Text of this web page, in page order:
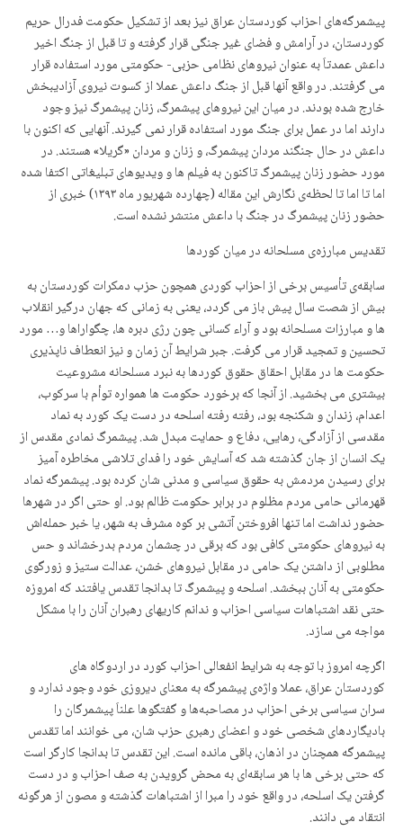
پیشمرگەهای احزاب کوردستان عراق نیز بعد از تشکیل حکومت فدرال حریم
کوردستان، در آرامش و فضای غیر جنگی قرار گرفتە و تا قبل از جنگ اخیر
داعش عمدتاَ بە عنوان نیروهای نظامی حزبی- حکومتی مورد استفادە قرار
می گرفتند. در واقع آنها قبل از جنگ داعش عملا از کسوت نیروی آزادیبخش
خارج شدە بودند. در میان این نیروهای پیشمرگ، زنان پیشمرگ نیز وجود
دارند اما در عمل برای جنگ مورد استفادە قرار نمی گیرند. آنهایی کە اکنون با
داعش در حال جنگند مردان پیشمرگ، و زنان و مردان «گریلا» هستند. در
مورد حضور زنان پیشمرگ تاکنون بە فیلم ها و ویدیوهای تبلیغاتی اکتفا شدە
اما تا اما تا لحظەی نگارش این مقالە (چهارده شهریور ماه ۱۳۹۳) خبری از
حضور زنان پیشمرگ در جنگ با داعش منتشر نشدە است.
تقدیس مبارزەی مسلحانە در میان کوردها
سابقەی تأسیس برخی از احزاب کوردی همچون حزب دمکرات کوردستان بە
بیش از شصت سال پیش باز می گردد، یعنی بە زمانی کە جهان درگیر انقلاب
ها و مبارزات مسلحانە بود و آراء کسانی چون رژی دبره ها، چگواراها و… مورد
تحسین و تمجید قرار می گرفت. جبر شرایط آن زمان و نیز انعطاف ناپذیری
حکومت ها در مقابل احقاق حقوق کوردها بە نبرد مسلحانە مشروعیت
بیشتری می بخشید. از آنجا کە برخورد حکومت ها هموارە توأم با سرکوب،
اعدام، زندان و شکنجە بود، رفتە رفتە اسلحە در دست یک کورد بە نماد
مقدسی از آزادگی، رهایی، دفاع و حمایت مبدل شد. پیشمرگ نمادی مقدس از
یک انسان از جان گذشتە شد کە آسایش خود را فدای تلاشی مخاطره آمیز
برای رسیدن مردمش بە حقوق سیاسی و مدنی شان کردە بود. پیشمرگە نماد
قهرمانی حامی مردم مظلوم در برابر حکومت ظالم بود. او حتی اگر در شهرها
حضور نداشت اما تنها افروختن آتشی بر کوه مشرف بە شهر، یا خبر حملەاش
بە نیروهای حکومتی کافی بود کە برقی در چشمان مردم بدرخشاند و حس
مطلوبی از داشتن یک حامی در مقابل نیروهای خشن، عدالت ستیز و زورگوی
حکومتی بە آنان ببخشد. اسلحە و پیشمرگ تا بدانجا تقدس یافتند کە امروزە
حتی نقد اشتباهات سیاسی احزاب و ندانم کاریهای رهبران آنان را با مشکل
مواجە می سازد.
اگرچە امروز با توجە بە شرایط انفعالی احزاب کورد در اردوگاه های
کوردستان عراق، عملا واژەی پیشمرگە بە معنای دیروزی خود وجود ندارد و
سران سیاسی برخی احزاب در مصاحبەها و گفتگوها علناَ پیشمرگان را
بادیگاردهای شخصی خود و اعضای رهبری حزب شان، می خوانند اما تقدس
پیشمرگە همچنان در اذهان، باقی مانده است. این تقدس تا بدانجا کارگر است
کە حتی برخی ها با هر سابقەای بە محض گرویدن بە صف احزاب و در دست
گرفتن یک اسلحە، در واقع خود را مبرا از اشتباهات گذشتە و مصون از هرگونه
انتقاد می دانند.